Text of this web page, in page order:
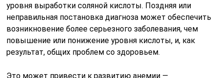
уровня выработки соляной кислоты. Поздняя или
неправильная постановка диагноза может обеспечить
возникновение более серьезного заболевания, чем
повышение или понижение уровня кислоты, и, как
результат, общих проблем со здоровьем.
Это может привести к развитию анемии —